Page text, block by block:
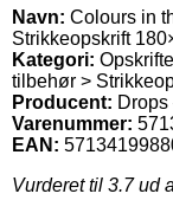
Navn: Colours in
Strikkeopskrift
Kategori:
tilbehør >
Producent:
Varenummer:
EAN:
Vurderet til 3.7ud